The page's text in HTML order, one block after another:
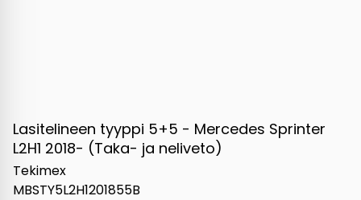
Lasitelineen tyyppi 5+5 - Mercedes Sprinter
L2H1 2018- (Taka- ja neliveto)
Tekimex
MBSTY5L2H1201855B